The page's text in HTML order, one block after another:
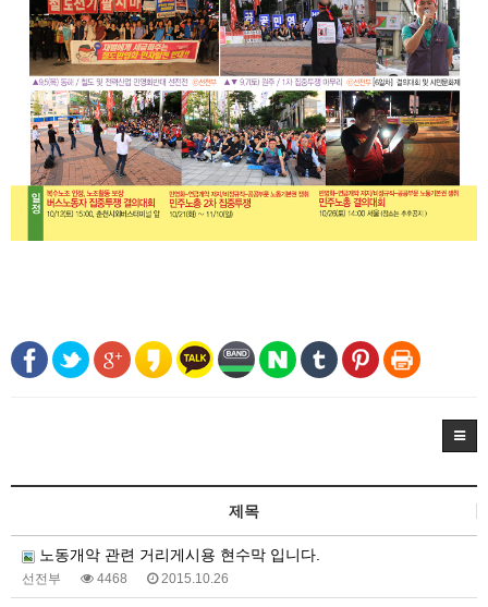
제목
노동개악 관련 거리게시용 현수막 입니다.
선전부 4468 2015.10.26